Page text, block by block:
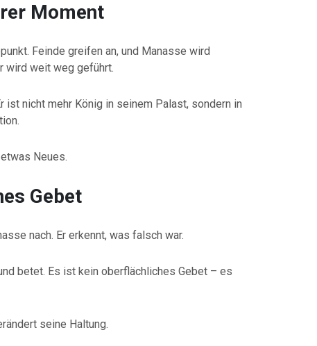
Moment
Feinde greifen an, und Manasse wird
wird weit weg geführt.
ist nicht mehr König in seinem Palast, sondern in
Neues.
Gebet
nach. Er erkennt, was falsch war.
betet. Es ist kein oberflächliches Gebet – es
seine Haltung.